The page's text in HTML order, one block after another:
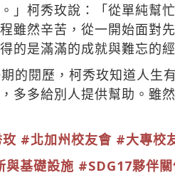
」柯秀玫說：「從單純幫
雖然辛苦，從一開始面對
的是滿滿的成就與難忘的經
的閱歷，柯秀玫知道人生
多多給別人提供幫助。雖
#北加州校友會 #大專校
與基礎設施 #SDG17夥伴